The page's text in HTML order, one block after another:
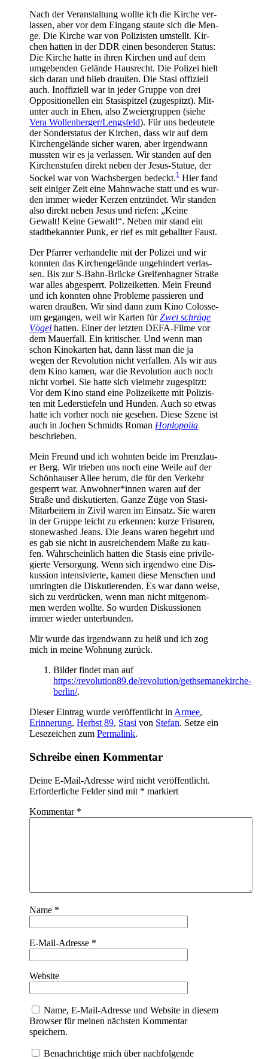
Nach der Ver­an­stal­tung woll­te ich die Kir­che ver­
las­sen, aber vor dem Ein­gang stau­te sich die Men­
ge. Die Kir­che war von Poli­zis­ten umstellt. Kir­
chen hat­ten in der DDR einen beson­de­ren Sta­tus:
Die Kir­che hat­te in ihren Kir­chen und auf dem
umge­ben­den Gelän­de Haus­recht. Die Poli­zei hielt
sich dar­an und blieb drau­ßen. Die Sta­si offi­zi­ell
auch. Inof­fi­zi­ell war in jeder Grup­pe von drei
Oppo­si­tio­nel­len ein Sta­si­spit­zel (zuge­spitzt). Mit­
un­ter auch in Ehen, also Zwei­er­grup­pen (sie­he
Vera Wollenberger/Lengsfeld). Für uns bedeu­te­te
der Son­der­sta­tus der Kir­chen, dass wir auf dem
Kir­chen­ge­län­de sicher waren, aber irgend­wann
muss­ten wir es ja ver­las­sen. Wir stan­den auf den
Kir­chen­stu­fen direkt neben der Jesus-Sta­tue, der
Sockel war von Wachs­ber­gen bedeckt.1Hier fand
seit eini­ger Zeit eine Mahn­wa­che statt und es wur­
den immer wie­der Ker­zen ent­zün­det. Wir stan­den
also direkt neben Jesus und rie­fen: „Kei­ne
Gewalt! Kei­ne Gewalt!“. Neben mir stand ein
stadt­be­kann­ter Punk, er rief es mit geball­ter Faust.
Der Pfar­rer ver­han­del­te mit der Poli­zei und wir
konn­ten das Kir­chen­ge­län­de unge­hin­dert ver­las­
sen. Bis zur S‑Bahn-Brü­cke Grei­fen­ha­gner Stra­ße
war alles abge­sperrt. Poli­zei­ket­ten. Mein Freund
und ich konn­ten ohne Pro­ble­me pas­sie­ren und
waren drau­ßen. Wir sind dann zum Kino Colos­se­
um gegan­gen, weil wir Kar­ten fürZwei schrä­ge
Vögel hat­ten. Einer der letz­ten DEFA-Fil­me vor
dem Mau­er­fall. Ein kri­ti­scher. Und wenn man
schon Kino­kar­ten hat, dann lässt man die ja
wegen der Revo­lu­ti­on nicht ver­fal­len. Als wir aus
dem Kino kamen, war die Revo­lu­ti­on auch noch
nicht vor­bei. Sie hat­te sich viel­mehr zuge­spitzt:
Vor dem Kino stand eine Poli­zei­ket­te mit Poli­zis­
ten mit Leder­stie­feln und Hun­den. Auch so etwas
hat­te ich vor­her noch nie gese­hen. Die­se Sze­ne ist
auch in Jochen Schmidts Roman Hoplo­poi­ia
beschrieben.
Mein Freund und ich wohn­ten bei­de im Prenz­lau­
er Berg. Wir trie­ben uns noch eine Wei­le auf der
Schön­hau­ser Allee her­um, die für den Ver­kehr
gesperrt war. Anwohner*innen waren auf der
Stra­ße und dis­ku­tier­ten. Gan­ze Züge von Sta­si-
Mit­ar­bei­tern in Zivil waren im Ein­satz. Sie waren
in der Grup­pe leicht zu erken­nen: kur­ze Fri­su­ren,
stone­wa­shed Jeans. Die Jeans waren begehrt und
es gab sie nicht in aus­rei­chen­dem Maße zu kau­
fen. Wahr­schein­lich hat­ten die Sta­sis eine pri­vi­le­
gier­te Ver­sor­gung. Wenn sich irgend­wo eine Dis­
kus­si­on inten­si­vier­te, kamen die­se Men­schen und
umring­ten die Dis­ku­tie­ren­den. Es war dann wei­se,
sich zu ver­drü­cken, wenn man nicht mit­ge­nom­
men wer­den woll­te. So wur­den Dis­kus­sio­nen
immer wie­der unterbunden.
Mir wur­de das irgend­wann zu heiß und ich zog
mich in mei­ne Woh­nung zurück.
Bil­der fin­det man auf
https://revolution89.de/revolution/gethsemanekirche-
berlin/.
Dieser Eintrag wurde veröffentlicht in Armee,
Erinnerung,Herbst 89, Stasi von Stefan. Setze ein
Lesezeichen zumPermalink.
Schreibe einen Kommentar
Deine E-Mail-Adresse wird nicht veröffentlicht.
Erforderliche Felder sind mit * markiert
Kommentar *
Name *
E-Mail-Adresse *
Website
Name, E-Mail-Adresse und Website in diesem
Browser für meinen nächsten Kommentar
speichern.
Benachrichtige mich über nachfolgende